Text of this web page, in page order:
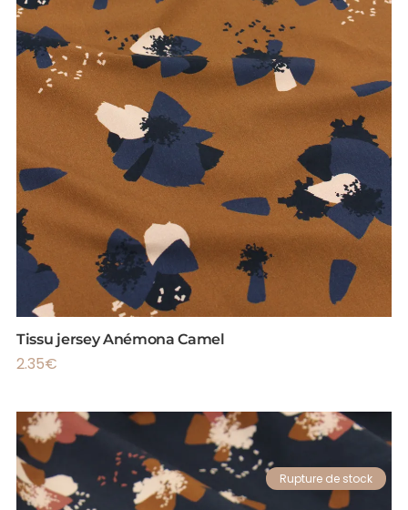
Tissu jersey Anémona Camel
2.35€
Rupture de stock